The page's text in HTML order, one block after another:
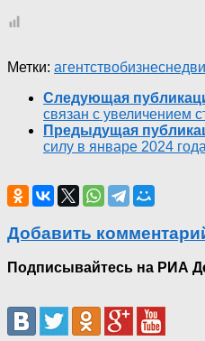
Метки: агентствобизнес
Следующая
связан с увеличением
Предыдущая
силу в январе 2024 года
Добавить
Подписывайтесь на РИА